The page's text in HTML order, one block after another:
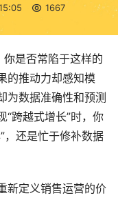
1667
是否常陷于这样的
的推动力却感知模
为数据准确性和预测
“跨越式增长”时，你
，还是忙于修补数据
新定义销售运营的价